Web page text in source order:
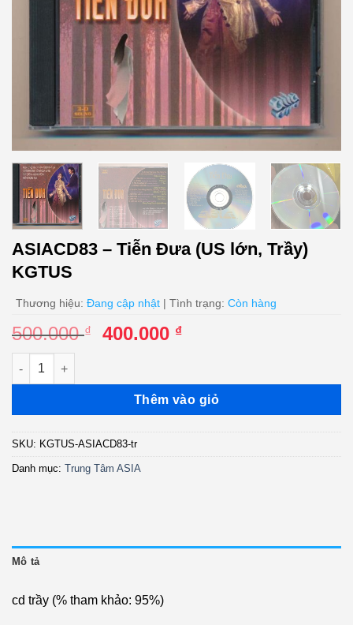
ASIACD83 – Tiễn Đưa (US lớn, Trầy)
KGTUS
Thương hiệu: Đang cập nhật | Tình trạng: Còn hàng
500.000₫
Giá
500.000 ₫.
400.000 ₫Giá
là:
400.000 ₫.
ASIACD83 - Tiễn Đưa (US lớn, Trầy) KGTUS số lượng
Thêm vào giỏ
SKU: KGTUS-ASIACD83-tr
Danh mục: Trung Tâm ASIA
Mô tả
cd trầy (% tham khảo: 95%)